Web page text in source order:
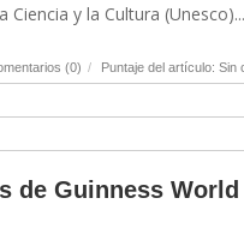
Ciencia y la Cultura (Unesco)...
(0) / Puntaje del artículo: Sin
de Guinness World